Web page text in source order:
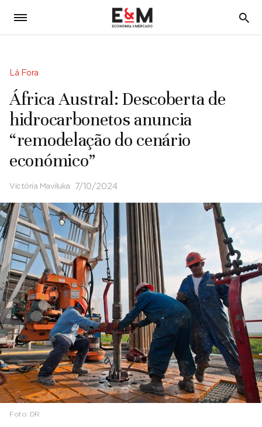
5
Lá Fora
África Austral: Descoberta de
hidrocarbonetos anuncia
“remodelação do cenário
económico”
Victória Maviluka 7/10/2024
Foto: DR